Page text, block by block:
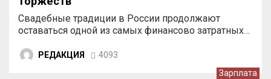
Свадебные традиции в России продолжают
оставаться одной из самых финансово затратных…
РЕДАКЦИЯ 4093
Зарплата